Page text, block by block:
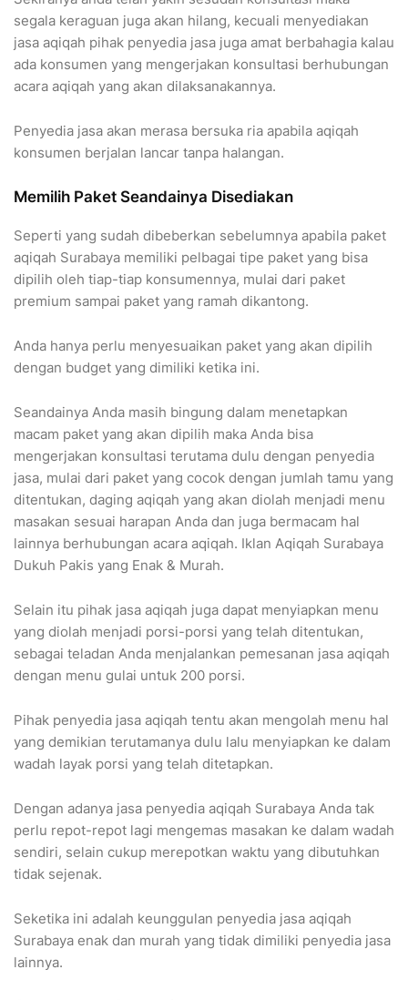
segala keraguan juga akan hilang, kecuali menyediakan
jasa aqiqah pihak penyedia jasa juga amat berbahagia kalau
ada konsumen yang mengerjakan konsultasi berhubungan
acara aqiqah yang akan dilaksanakannya.
Penyedia jasa akan merasa bersuka ria apabila aqiqah
konsumen berjalan lancar tanpa halangan.
Memilih Paket Seandainya Disediakan
Seperti yang sudah dibeberkan sebelumnya apabila paket
aqiqah Surabaya memiliki pelbagai tipe paket yang bisa
dipilih oleh tiap-tiap konsumennya, mulai dari paket
premium sampai paket yang ramah dikantong.
Anda hanya perlu menyesuaikan paket yang akan dipilih
dengan budget yang dimiliki ketika ini.
Seandainya Anda masih bingung dalam menetapkan
macam paket yang akan dipilih maka Anda bisa
mengerjakan konsultasi terutama dulu dengan penyedia
jasa, mulai dari paket yang cocok dengan jumlah tamu yang
ditentukan, daging aqiqah yang akan diolah menjadi menu
masakan sesuai harapan Anda dan juga bermacam hal
lainnya berhubungan acara aqiqah. Iklan Aqiqah Surabaya
Dukuh Pakis yang Enak & Murah.
Selain itu pihak jasa aqiqah juga dapat menyiapkan menu
yang diolah menjadi porsi-porsi yang telah ditentukan,
sebagai teladan Anda menjalankan pemesanan jasa aqiqah
dengan menu gulai untuk 200 porsi.
Pihak penyedia jasa aqiqah tentu akan mengolah menu hal
yang demikian terutamanya dulu lalu menyiapkan ke dalam
wadah layak porsi yang telah ditetapkan.
Dengan adanya jasa penyedia aqiqah Surabaya Anda tak
perlu repot-repot lagi mengemas masakan ke dalam wadah
sendiri, selain cukup merepotkan waktu yang dibutuhkan
tidak sejenak.
Seketika ini adalah keunggulan penyedia jasa aqiqah
Surabaya enak dan murah yang tidak dimiliki penyedia jasa
lainnya.